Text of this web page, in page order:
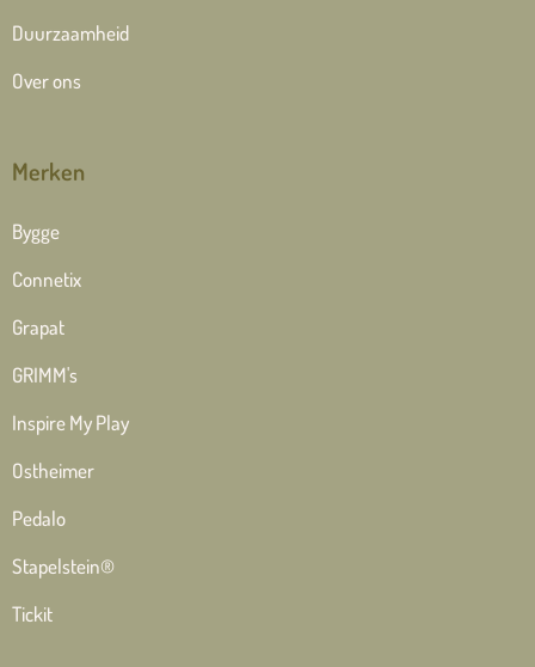
Duurzaamheid
Over ons
Merken
Bygge
Connetix
Grapat
GRIMM's
Inspire My Play
Ostheimer
Pedalo
Stapelstein®
Tickit